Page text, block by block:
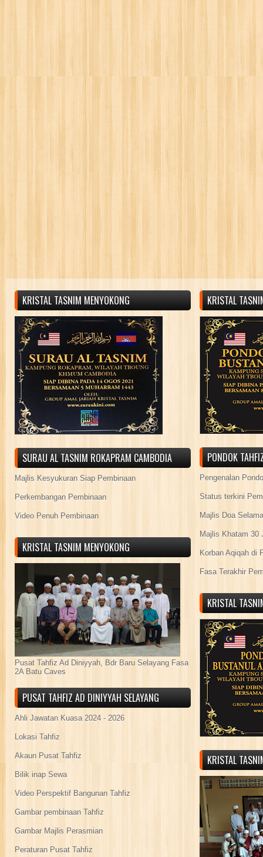
KRISTAL TASNIM MENYOKONG
SURAU AL TASNIM ROKAPRAM CAMBODIA
Majlis Kesyukuran Siap Pembinaan
Perkembangan Pembinaan
Video Penuh Pembinaan
KRISTAL TASNIM MENYOKONG
Pusat Tahfiz Ad Diniyyah, Bdr Baru Selayang Fasa
2A Batu Caves
PUSAT TAHFIZ AD DINIYYAH SELAYANG
Ahli Jawatan Kuasa 2024 - 2026
Lokasi Tahfiz
Akaun Pusat Tahfiz
Bilik inap Sewa
Video Perspektif Bangunan Tahfiz
Gambar pembinaan Tahfiz
Gambar Majlis Perasmian
Peraturan Pusat Tahfiz
KRISTAL
PONDOK
Pengenalan
Status terkini
Majlis Doa
Majlis Khatam 30
Korban Aqiqah di
Fasa Terakhir
KRISTAL
KRISTAL